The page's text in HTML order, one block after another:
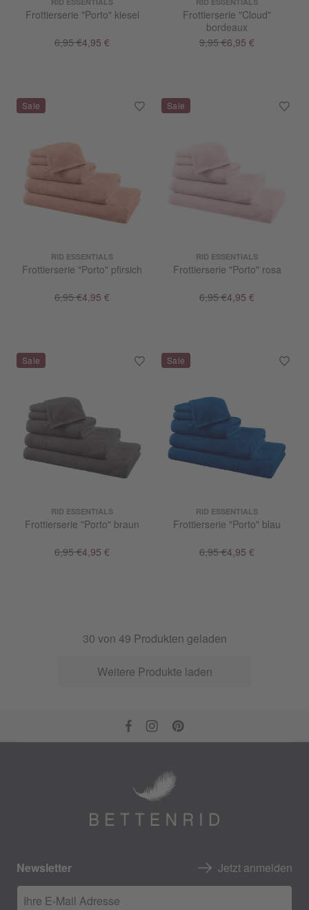
Frottierserie "Porto" kiesel
6,95 €4,95 €
Frottierserie "Cloud"
bordeaux
9,95 €6,95 €
RID ESSENTIALS
Frottierserie "Porto" pfirsich
6,95 €4,95 €
RID ESSENTIALS
Frottierserie "Porto" rosa
6,95 €4,95 €
RID ESSENTIALS
Frottierserie "Porto" braun
6,95 €4,95 €
RID ESSENTIALS
Frottierserie "Porto" blau
6,95 €4,95 €
30 von 49 Produkten geladen
Weitere Produkte laden
Newsletter Jetzt anmelden
Ihre E-Mail Adresse